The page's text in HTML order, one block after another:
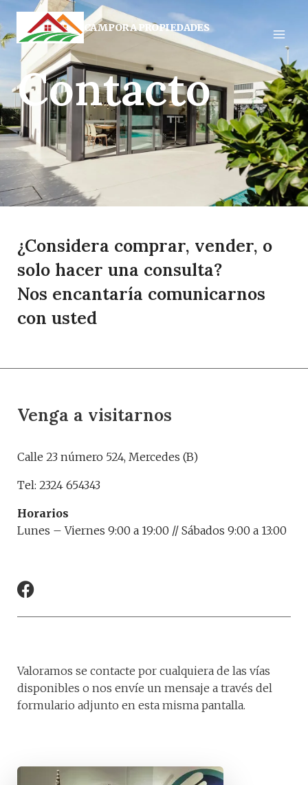
CAMPORA PROPIEDADES
Contacto
¿Considera comprar, vender, o
solo hacer una consulta?
Nos encantaría comunicarnos
con usted
Venga a visitarnos
Calle 23 número 524, Mercedes (B)
Tel: 2324 654343
Horarios
Lunes – Viernes 9:00 a 19:00 // Sábados 9:00 a 13:00
Valoramos se contacte por cualquiera de las vías
disponibles o nos envíe un mensaje a través del
formulario adjunto en esta misma pantalla.